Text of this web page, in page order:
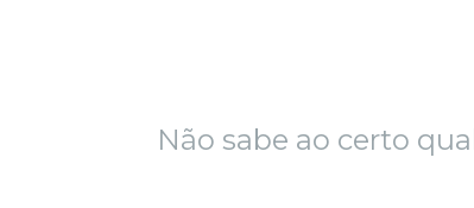
Não sabe ao certo